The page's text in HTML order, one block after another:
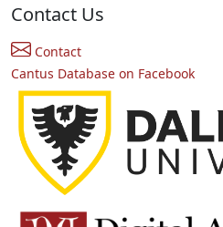
Contact Us
Contact
Cantus Database on Facebook